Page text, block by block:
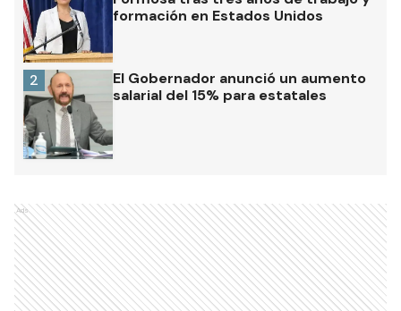
formación en Estados Unidos
El Gobernador anunció un aumento
salarial del 15% para estatales
2
Ads